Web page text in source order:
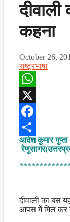
कहना
October 26,
राष्ट्रभाषा
WhatsApp
X
Facebook
Share
आदेश कुमार
दीवाली का बस
आपस में मिल कर